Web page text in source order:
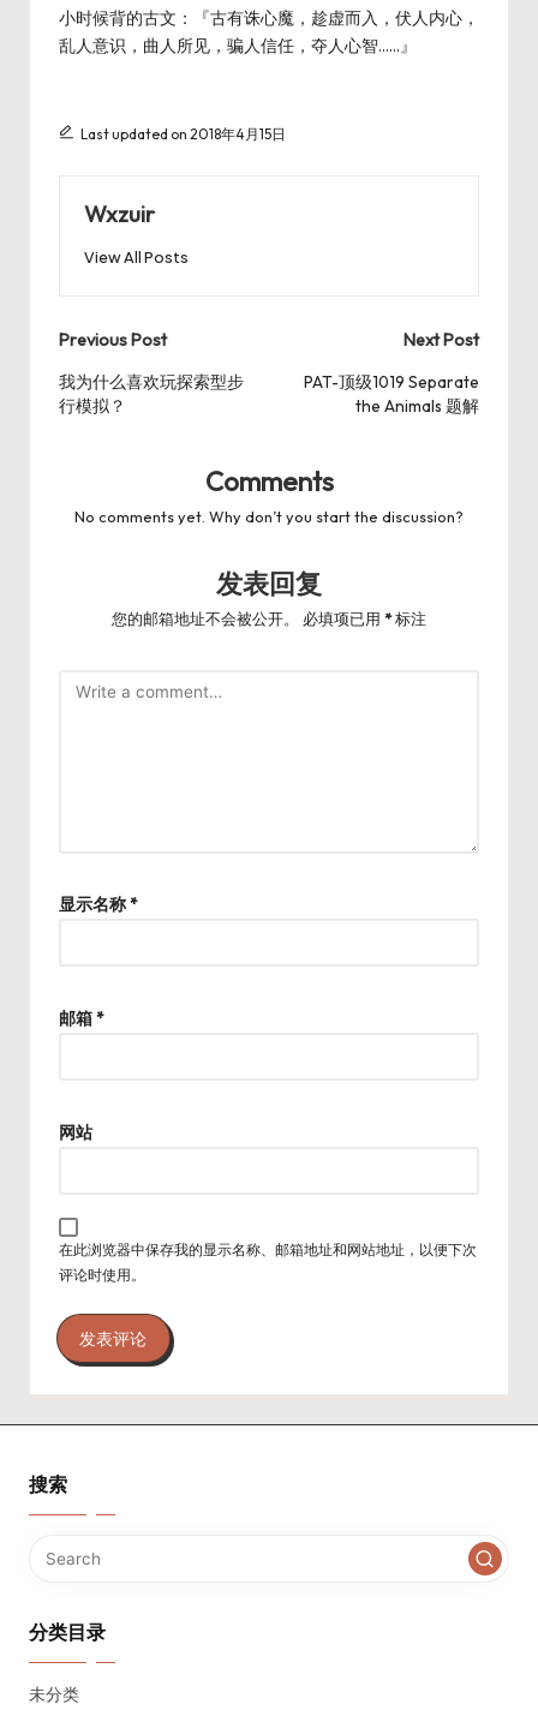
小时候背的古文：『古有诛心魔，趁虚而入，伏人内心，
乱人意识，曲人所见，骗人信任，夺人心智……』
Last updated on 2018年4月15日
Wxzuir
View All Posts
Post
navigation
Previous Post
我为什么喜欢玩探索型步
行模拟？
Next Post
PAT-顶级1019 Separate
the Animals 题解
Comments
No comments yet. Why don’t you start the discussion?
发表回复
您的邮箱地址不会被公开。 必填项已用 *标注
显示名称*
邮箱*
网站
在此浏览器中保存我的显示名称、邮箱地址和网站地址，以便下次
评论时使用。
搜索
分类目录
未分类